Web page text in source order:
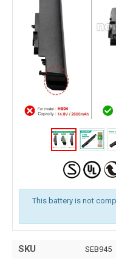
This battery is not
SKU SEB945